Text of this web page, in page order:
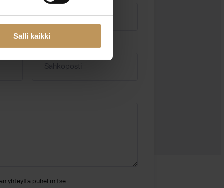
Salli kaikki
yhteyttä puhelimitse